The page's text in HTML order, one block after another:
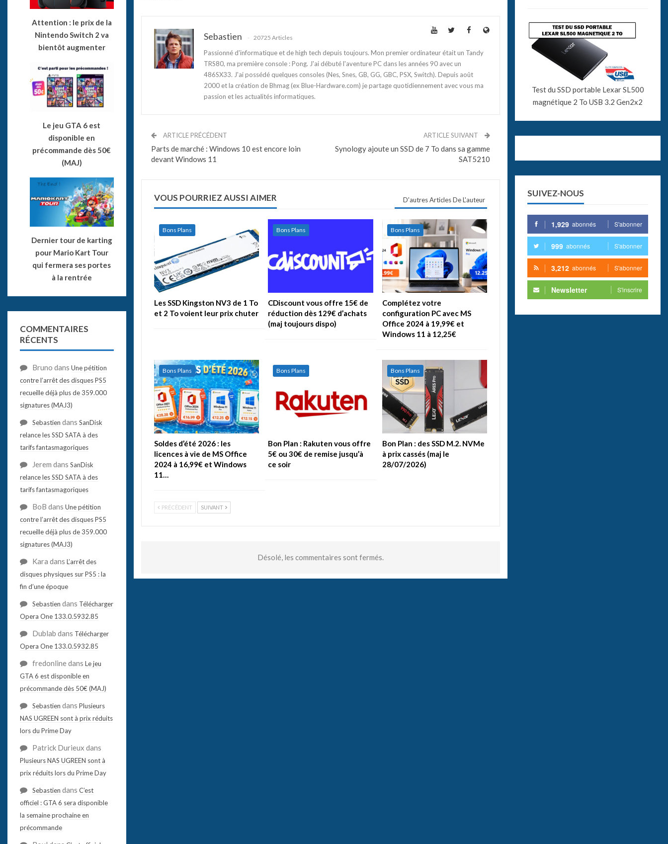
Sebastien 20725 Articles
Passionné d'informatique et de high tech depuis toujours. Mon premier ordinateur était un Tandy
TRS80, ma première console : Pong. J'ai débuté l'aventure PC dans les années 90 avec un
486SX33. J'ai possédé quelques consoles (Nes, Snes, GB, GG, GBC, PSX, Switch). Depuis août
2000 et la création de Bhmag (ex Blue-Hardware.com) je partage quotidiennement avec vous ma
passion et les actualités informatiques.
ARTICLE PRÉCÉDENT
Parts de marché : Windows 10 est encore loin
devant Windows 11
ARTICLE SUIVANT
Synology ajoute un SSD de 7 To dans sa gamme
SAT5210
VOUS POURRIEZ AUSSI AIMER D'autres Articles De L'auteur
Bons Plans
Les SSD Kingston NV3 de 1 To
et 2 To voient leur prix chuter
Bons Plans
CDiscount vous offre 15€ de
réduction dès 129€ d’achats
(maj toujours dispo)
Bons Plans
Complétez votre
configuration PC avec MS
Office 2024 à 19,99€ et
Windows 11 à 12,25€
Bons Plans
Soldes d’été 2026 : les
licences à vie de MS Office
2024 à 16,99€ et Windows
11…
Bons Plans
Bon Plan : Rakuten vous offre
5€ ou 30€ de remise jusqu’à
ce soir
Bons Plans
Bon Plan : des SSD M.2. NVMe
à prix cassés (maj le
28/07/2026)
PRÉCÉDENT SUIVANT
Désolé, les commentaires sont fermés.
Test du SSD portable Lexar SL500
magnétique 2 To USB 3.2 Gen2x2
SUIVEZ-NOUS
1,929 abonnés S'abonner
999 abonnés S'abonner
3,212 abonnés S'abonner
Newsletter S'inscrire
Attention : le prix de la
Nintendo Switch 2 va
bientôt augmenter
Le jeu GTA 6 est
disponible en
précommande dès 50€
(MAJ)
Dernier tour de karting
pour Mario Kart Tour
qui fermera ses portes
à la rentrée
COMMENTAIRES
RÉCENTS
Bruno dans Une pétition
contre l’arrêt des disques PS5
recueille déjà plus de 359.000
signatures (MAJ3)
Sebastien dans SanDisk
relance les SSD SATA à des
tarifs fantasmagoriques
Jerem dans SanDisk
relance les SSD SATA à des
tarifs fantasmagoriques
BoB dans Une pétition
contre l’arrêt des disques PS5
recueille déjà plus de 359.000
signatures (MAJ3)
Kara dans L’arrêt des
disques physiques sur PS5 : la
fin d’une époque
Sebastien dans Télécharger
Opera One 133.0.5932.85
Dublab dans Télécharger
Opera One 133.0.5932.85
fredonlinedans Le jeu
GTA 6 est disponible en
précommande dès 50€ (MAJ)
Sebastien dans Plusieurs
NAS UGREEN sont à prix réduits
lors du Prime Day
Patrick Durieux dans
Plusieurs NAS UGREEN sont à
prix réduits lors du Prime Day
Sebastien dans C’est
officiel : GTA 6 sera disponible
la semaine prochaine en
précommande